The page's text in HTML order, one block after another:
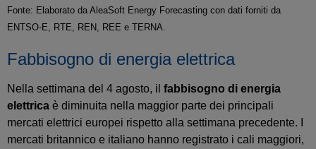
Fonte: Elaborato da AleaSoft Energy Forecasting con dati forniti da
ENTSO-E, RTE, REN, REE e TERNA.
Fabbisogno di energia elettrica
Nella settimana del 4 agosto, il fabbisogno di energia
elettrica è diminuita nella maggior parte dei principali
mercati elettrici europei rispetto alla settimana precedente. I
mercati britannico e italiano hanno registrato i cali maggiori,